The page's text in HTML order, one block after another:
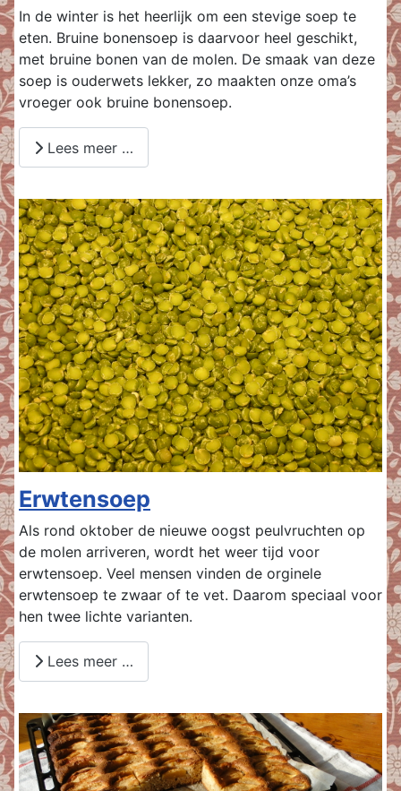
In de winter is het heerlijk om een stevige soep te
eten. Bruine bonensoep is daarvoor heel geschikt,
met bruine bonen van de molen. De smaak van deze
soep is ouderwets lekker, zo maakten onze oma’s
vroeger ook bruine bonensoep.
Lees meer …
Erwtensoep
Als rond oktober de nieuwe oogst peulvruchten op
de molen arriveren, wordt het weer tijd voor
erwtensoep. Veel mensen vinden de orginele
erwtensoep te zwaar of te vet. Daarom speciaal voor
hen twee lichte varianten.
Lees meer …